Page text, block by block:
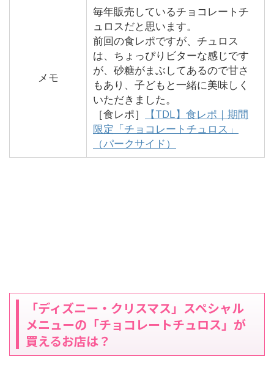
メモ
毎年販売しているチョコレートチ
ュロスだと思います。
前回の食レポですが、チュロス
は、ちょっぴりビターな感じです
が、砂糖がまぶしてあるので甘さ
もあり、子どもと一緒に美味しく
いただきました。
［食レポ］
【TDL】食レポ｜期間
限定「チョコレートチュロス」
（パークサイド）
「ディズニー・クリスマス」スペシャル
メニューの「チョコレートチュロス」が
買えるお店は？